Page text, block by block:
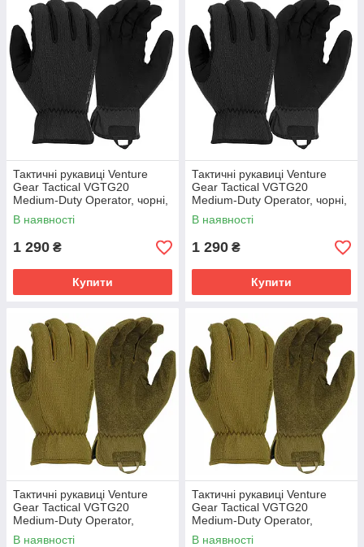
Тактичні рукавиці Venture
Gear Tactical VGTG20
Medium-Duty Operator, чорні,
розмір XXL ( 11 )
В наявності
1 290 ₴
Купити
Тактичні рукавиці Venture
Gear Tactical VGTG20
Medium-Duty Operator, чорні,
розмір XL (10)
В наявності
1 290 ₴
Купити
Тактичні рукавиці Venture
Gear Tactical VGTG20
Medium-Duty Operator,
пісочні, розмір L (9)
В наявності
Тактичні рукавиці Venture
Gear Tactical VGTG20
Medium-Duty Operator,
пісочні, розмір M (8)
В наявності